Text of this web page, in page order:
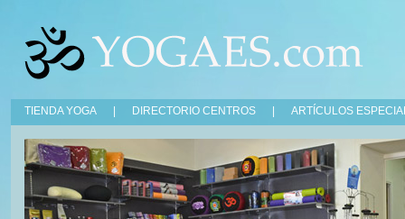
TIENDA YOGA DIRECTORIO CENTROS ARTÍCULOS